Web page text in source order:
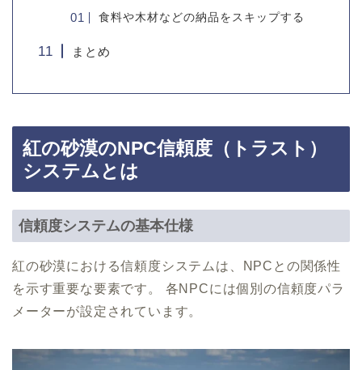
食料や木材などの納品をスキップする
まとめ
紅の砂漠のNPC信頼度（トラスト）
システムとは
信頼度システムの基本仕様
紅の砂漠における信頼度システムは、NPCとの関係性
を示す重要な要素です。 各NPCには個別の信頼度パラ
メーターが設定されています。